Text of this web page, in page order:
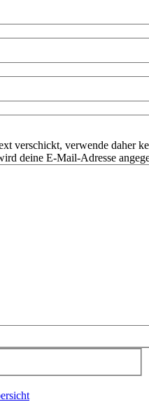
verschickt, verwende daher
deine E-Mail-Adresse